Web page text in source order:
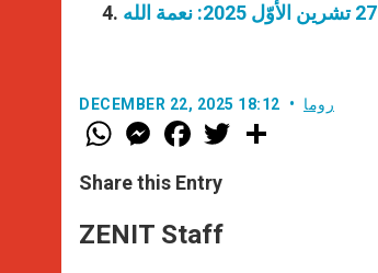
DECEMBER 22, 2025 18:12 روما
W
h
t
s
p
p
M
e
s
e
g
e
F
a
e
b
o
k
w
Share this Entry
ZENIT Staff